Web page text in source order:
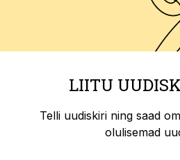
LIITU
Telli uudiskiri ning saad
olulisemad